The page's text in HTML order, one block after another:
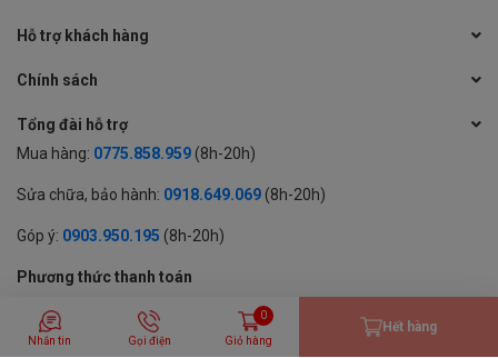
Hỗ trợ khách hàng
Chính sách
Tổng đài hỗ trợ
Mua hàng: 0775.858.959 (8h-20h)
Sửa chữa, bảo hành: 0918.649.069 (8h-20h)
Góp ý: 0903.950.195 (8h-20h)
Phương thức thanh toán
Nhắn tin Gọi điện
0
Giỏ hàng
Hết hàng